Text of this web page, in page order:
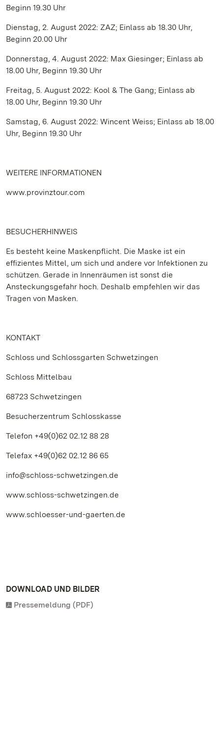
Beginn 19.30 Uhr
Dienstag, 2. August 2022: ZAZ; Einlass ab 18.30 Uhr,
Beginn 20.00 Uhr
Donnerstag, 4. August 2022: Max Giesinger; Einlass ab
18.00 Uhr, Beginn 19.30 Uhr
Freitag, 5. August 2022: Kool & The Gang; Einlass ab
18.00 Uhr, Beginn 19.30 Uhr
Samstag, 6. August 2022: Wincent Weiss; Einlass ab 18.00
Uhr, Beginn 19.30 Uhr
WEITERE INFORMATIONEN
www.provinztour.com
BESUCHERHINWEIS
Es besteht keine Maskenpflicht. Die Maske ist ein
effizientes Mittel, um sich und andere vor Infektionen zu
schützen. Gerade in Innenräumen ist sonst die
Ansteckungsgefahr hoch. Deshalb empfehlen wir das
Tragen von Masken.
KONTAKT
Schloss und Schlossgarten Schwetzingen
Schloss Mittelbau
68723 Schwetzingen
Besucherzentrum Schlosskasse
Telefon +49(0)62 02.12 88 28
Telefax +49(0)62 02.12 86 65
info@schloss-schwetzingen.de
www.schloss-schwetzingen.de
www.schloesser-und-gaerten.de
DOWNLOAD UND BILDER
Pressemeldung (PDF)